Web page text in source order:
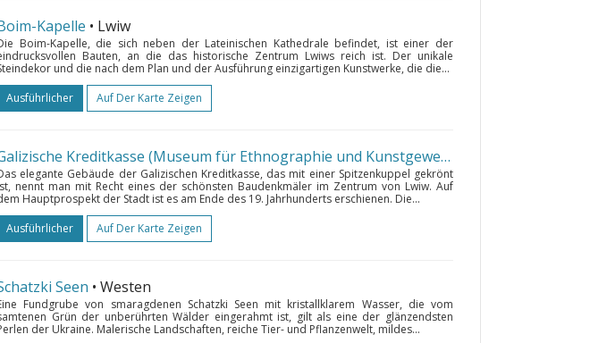
Kapelle • Lwiw
Boim-Kapelle, die sich neben der Lateinischen Kathedrale befindet, ist einer der
Bauten, an die das historische Zentrum Lwiws reich ist. Der unikale
und die nach dem Plan und der Ausführung einzigartigen Kunstwerke, die die...
Ausführlicher
Auf Der Karte Zeigen
Galizische Kreditkasse (Museum für Ethnographie und Kunstgewerbe)
elegante Gebäude der Galizischen Kreditkasse, das mit einer Spitzenkuppel gekrönt
nennt man mit Recht eines der schönsten Baudenkmäler im Zentrum von Lwiw. Auf
Hauptprospekt der Stadt ist es am Ende des 19. Jahrhunderts erschienen. Die...
Ausführlicher
Auf Der Karte Zeigen
Seen • Westen
Fundgrube von smaragdenen Schatzki Seen mit kristallklarem Wasser, die vom
Grün der unberührten Wälder eingerahmt ist, gilt als eine der glänzendsten
der Ukraine. Malerische Landschaften, reiche Tier- und Pflanzenwelt, mildes...